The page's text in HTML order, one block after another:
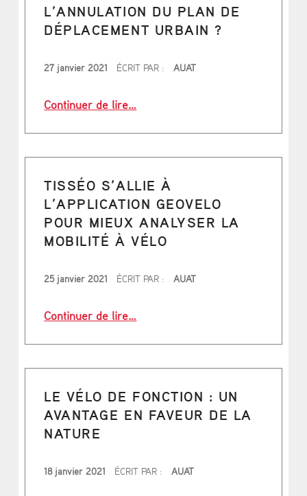
L’ANNULATION DU PLAN DE
DÉPLACEMENT URBAIN ?
27 janvier 2021 ÉCRIT PAR : AUAT
Continuer de lire…
TISSÉO S’ALLIE À
L’APPLICATION GEOVELO
POUR MIEUX ANALYSER LA
MOBILITÉ À VÉLO
25 janvier 2021 ÉCRIT PAR : AUAT
Continuer de lire…
LE VÉLO DE FONCTION : UN
AVANTAGE EN FAVEUR DE LA
NATURE
18 janvier 2021 ÉCRIT PAR : AUAT